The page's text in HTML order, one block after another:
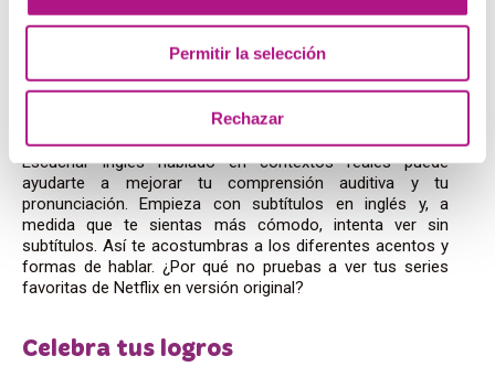
Permitir la selección
Rechazar
Además, estar en un grupo de personas que también
están aprendiendo puede reducir la presión y la vergüenza.
Ve series y películas en inglés
Escuchar inglés hablado en contextos reales puede
ayudarte a mejorar tu comprensión auditiva y tu
pronunciación. Empieza con subtítulos en inglés y, a
medida que te sientas más cómodo, intenta ver sin
subtítulos. Así te acostumbras a los diferentes acentos y
formas de hablar. ¿Por qué no pruebas a ver tus series
favoritas de Netflix en versión original?
Celebra tus logros